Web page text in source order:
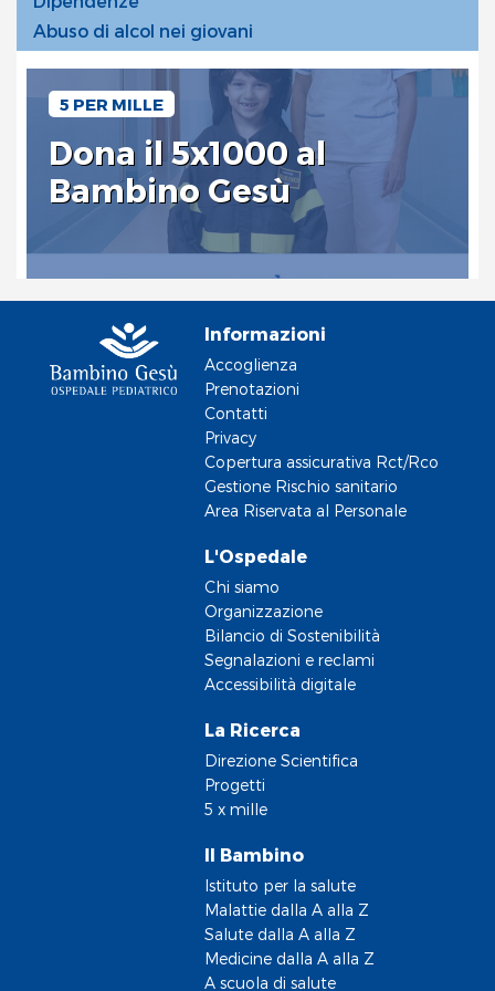
Abuso di alcol nei giovani
5 PER MILLE
Dona il 5x1000 al
Bambino Gesù
Informazioni
Accoglienza
Prenotazioni
Contatti
Privacy
Copertura assicurativa Rct/Rco
Gestione Rischio sanitario
Area Riservata al Personale
L'Ospedale
Chi siamo
Organizzazione
Bilancio di Sostenibilità
Segnalazioni e reclami
Accessibilità digitale
La Ricerca
Direzione Scientifica
Progetti
5 x mille
Il Bambino
Istituto per la salute
Malattie dalla A alla Z
Salute dalla A alla Z
Medicine dalla A alla Z
A scuola di salute